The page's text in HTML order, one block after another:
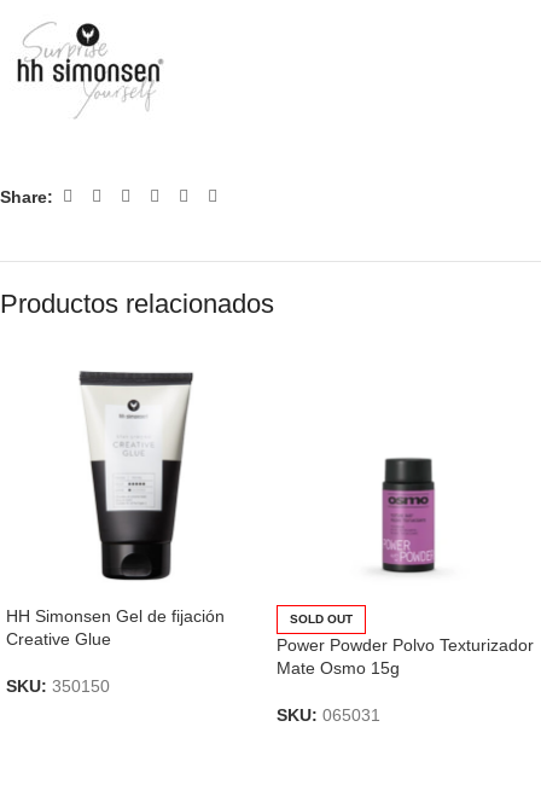
Share:
Productos relacionados
HH Simonsen Gel de fijación
Creative Glue
SKU: 350150
SOLD OUT
Power Powder Polvo Texturizador
Mate Osmo 15g
SKU: 065031